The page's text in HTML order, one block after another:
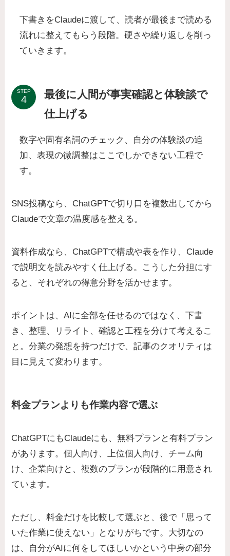
下書きをClaudeに渡して、読者が最後まで読める
流れに整えてもらう段階。硬さや繰り返しを削っ
ていきます。
STEP
最後に人間が事実確認と体験談で
仕上げる
数字や固有名詞のチェック、自分の体験談の追
加、表現の微調整はここでしかできない工程で
す。
SNS投稿なら、ChatGPTで切り口を複数出してから
Claudeで文章の温度感を整える。
資料作成なら、ChatGPTで構成や表を作り、Claude
で説明文を読みやすく仕上げる。こうした分担にす
ると、それぞれの得意分野を活かせます。
ポイントは、AIに全部を任せるのではなく、下書
き、整理、リライト、確認と工程を分けて考えるこ
と。分業の発想を持つだけで、記事のクオリティは
目に見えて変わります。
料金プランよりも作業内容で選ぶ
ChatGPTにもClaudeにも、無料プランと有料プラン
があります。個人向け、上位個人向け、チーム向
け、企業向けと、複数のプランが段階的に用意され
ています。
ただし、料金だけを比較して選ぶと、後で「思って
いた作業に使えない」となりがちです。大切なの
は、自分がAIに何をしてほしいかという中身の部分